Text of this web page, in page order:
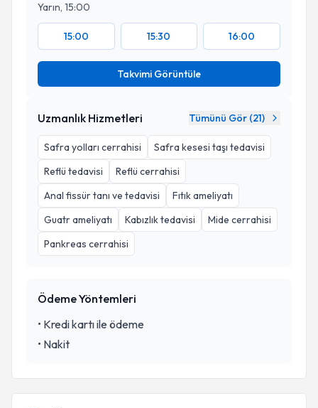
Yarın, 15:00
15:00 15:30 16:00
Takvimi Görüntüle
Uzmanlık Hizmetleri Tümünü Gör (21)
Safra yolları cerrahisi
Safra kesesi taşı tedavisi
Reflü tedavisi
Reflü cerrahisi
Anal fissür tanı ve tedavisi
Fıtık ameliyatı
Guatr ameliyatı
Kabızlık tedavisi
Mide cerrahisi
Pankreas cerrahisi
Ödeme Yöntemleri
• Kredi kartı ile ödeme
• Nakit